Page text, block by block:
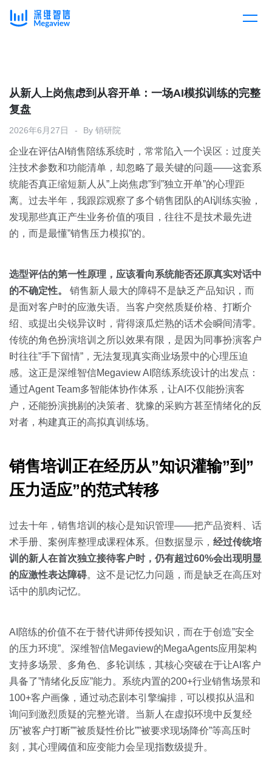
产品总览
产品集成
下载客户端
解决方案
按行业
消费医疗
教育
房地产
金融
按角色
销售人员
销售管理
交易跟进
客户案例
开放平台
定价
资源中心
资源中心
全部
白皮书
销售会话智能
关于我们
预约演示
从新人上岗焦虑到从容开单：一场AI模拟训练的完整
复盘
2026年6月27日 By 销研院
企业在评估AI销售陪练系统时，常常陷入一个误区：过度关
注技术参数和功能清单，却忽略了最关键的问题——这套系
统能否真正缩短新人从”上岗焦虑”到”独立开单”的心理距
离。过去半年，我跟踪观察了多个销售团队的AI训练实验，
发现那些真正产生业务价值的项目，往往不是技术最先进
的，而是最懂”销售压力模拟”的。
选型评估的第一性原理，应该看向系统能否还原真实对话中
的不确定性。
销售新人最大的障碍不是缺乏产品知识，而
是面对客户时的应激失语。当客户突然质疑价格、打断介
绍、或提出尖锐异议时，背得滚瓜烂熟的话术会瞬间清零。
传统的角色扮演培训之所以效果有限，是因为同事扮演客户
时往往”手下留情”，无法复现真实商业场景中的心理压迫
感。这正是深维智信Megaview AI陪练系统设计的出发点：
通过Agent Team多智能体协作体系，让AI不仅能扮演客
户，还能扮演挑剔的决策者、犹豫的采购方甚至情绪化的反
对者，构建真正的高拟真训练场。
销售培训正在经历从”知识灌输”到”
压力适应”的范式转移
过去十年，销售培训的核心是知识管理——把产品资料、话
术手册、案例库整理成课程体系。但数据显示， 经过传统培
训的新人在首次独立接待客户时，仍有超过60%会出现明显
的应激性表达障碍。这不是记忆力问题，而是缺乏在高压对
话中的肌肉记忆。
AI陪练的价值不在于替代讲师传授知识，而在于创造”安全
的压力环境”。深维智信Megaview的MegaAgents应用架构
支持多场景、多角色、多轮训练，其核心突破在于让AI客户
具备了”情绪化反应”能力。系统内置的200+行业销售场景和
100+客户画像，通过动态剧本引擎编排，可以模拟从温和
询问到激烈质疑的完整光谱。当新人在虚拟环境中反复经
历”被客户打断””被质疑性价比””被要求现场降价”等高压时
刻，其心理阈值和应变能力会呈现指数级提升。